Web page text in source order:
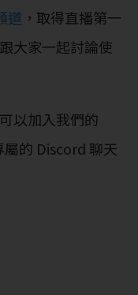
道 ，取得直播第一
跟大家一起討論使
以加入我們的
屬的 Discord 聊天